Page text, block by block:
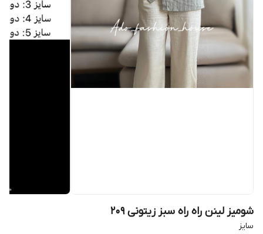
شومیز لینن راه راه سبز زیتونی 209
سايز